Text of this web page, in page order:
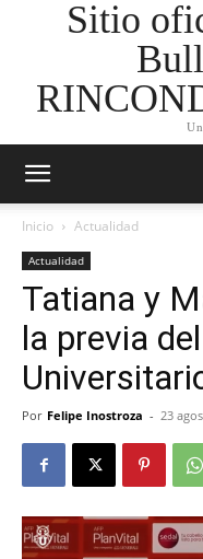
Sitio
Inicio Actualidad
Actualidad
Tatiana y
la previa
Por Felipe Inostroza - 23